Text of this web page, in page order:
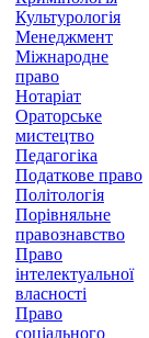
Культурологія
Менеджмент
Міжнародне
право
Нотаріат
Ораторське
мистецтво
Педагогіка
Податкове право
Політологія
Порівняльне
правознавство
Право
інтелектуальної
власності
Право
соціального